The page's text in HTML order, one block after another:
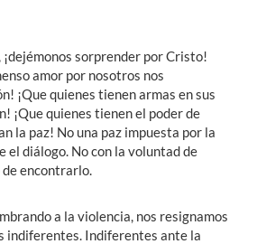
¡dejémonos sorprender por Cristo!
amor por nosotros nos
¡Que quienes tienen armas en sus
¡Que quienes tienen el poder de
la paz! No una paz impuesta por la
el diálogo. No con la voluntad de
encontrarlo.
a la violencia, nos resignamos
indiferentes. Indiferentes ante la